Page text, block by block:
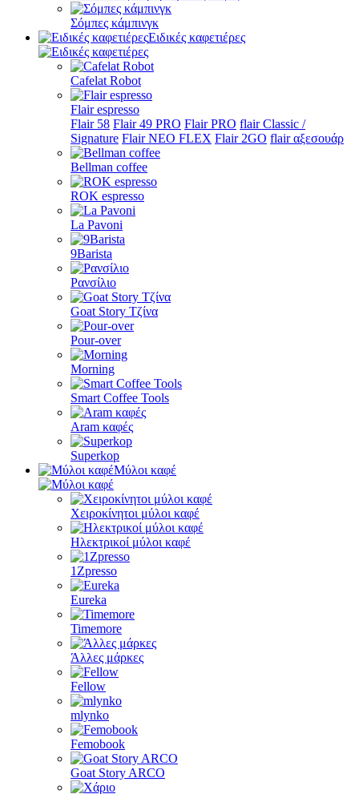
Σόμπες κάμπινγκ
Ειδικές καφετιέρες
Cafelat Robot
Flair espresso
Flair 58 Flair 49 PRO Flair PRO flair Classic /
Signature Flair NEO FLEX Flair 2GO flair αξεσουάρ
Bellman coffee
ROK espresso
La Pavoni
9Barista
Ρανσίλιο
Goat Story Τζίνα
Pour-over
Morning
Smart Coffee Tools
Aram καφές
Superkop
Μύλοι καφέ
Χειροκίνητοι μύλοι καφέ
Ηλεκτρικοί μύλοι καφέ
1Zpresso
Eureka
Timemore
Άλλες μάρκες
Fellow
mlynko
Femobook
Goat Story ARCO